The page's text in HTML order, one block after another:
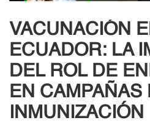
VACUNACIÓN
ECUADOR: LA
DEL ROL DE
EN CAMPAÑAS
INMUNIZACIÓN